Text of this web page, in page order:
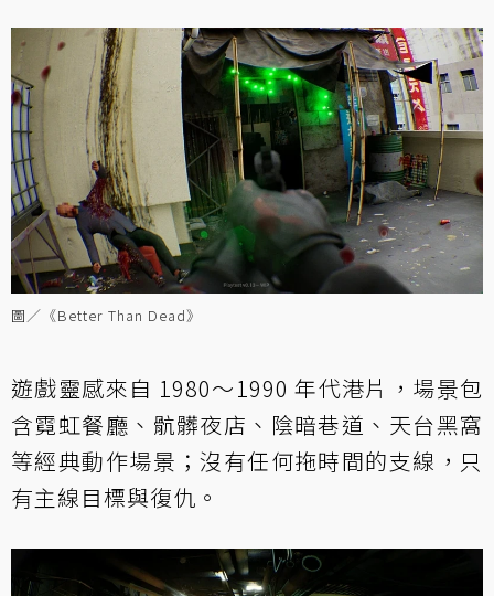
圖／《Better Than Dead》
遊戲靈感來自 1980～1990 年代港片，場景包
含霓虹餐廳、骯髒夜店、陰暗巷道、天台黑窩
等經典動作場景；沒有任何拖時間的支線，只
有主線目標與復仇。